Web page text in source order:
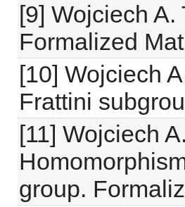
[9] Wojciech
Formalized
[10] Wojciech
Frattini
[11] Wojciech
group.